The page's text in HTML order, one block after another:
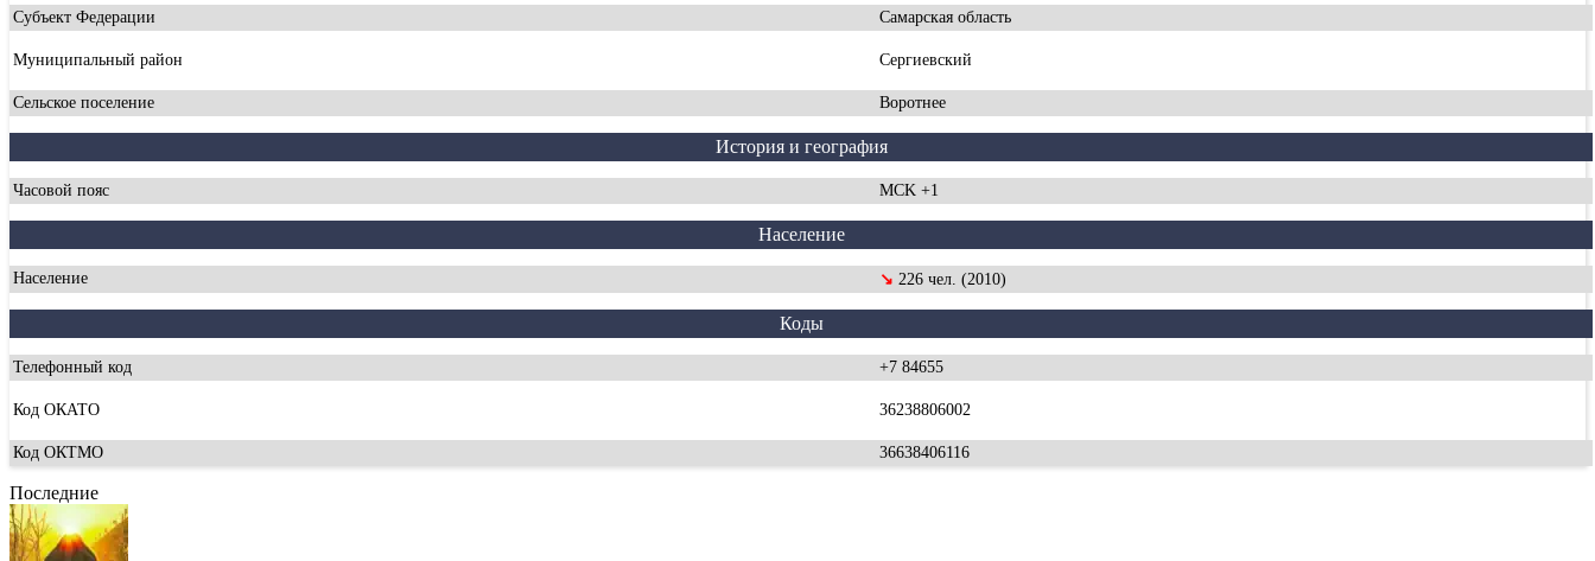
Субъект Федерации Самарская область
Муниципальный район Сергиевский
Сельское поселение Воротнее
История и география
Часовой пояс MCK +1
Население
Население ↘ 226 чел. (2010)
Коды
Телефонный код +7 84655
Код ОКАТО 36238806002
Код ОКТМО 36638406116
Последние